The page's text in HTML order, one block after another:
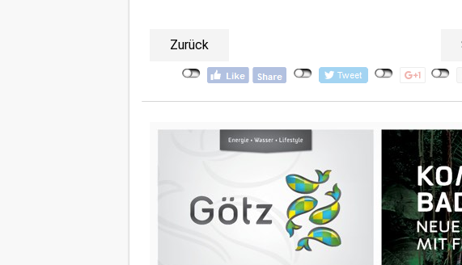
Zurück